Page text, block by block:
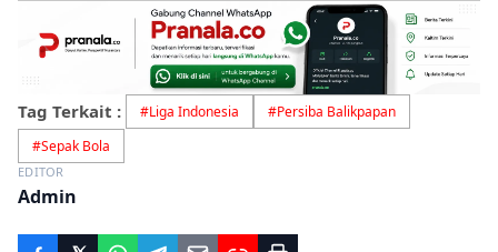
Tag Terkait : #Liga Indonesia #Persiba Balikpapan
#Sepak Bola
EDITOR
Admin